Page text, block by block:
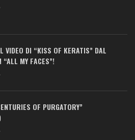
VIDEO DI “KISS OF KERATIS” DAL
“ALL MY FACES”!
OF PURGATORY”